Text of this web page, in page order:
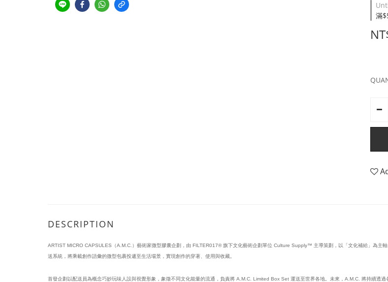
滿
DESCRIPTION
ARTIST MICRO CAPSULES（A.M.C.）藝術家微型膠囊企劃，由 FILTER017® 旗下文化藝術企劃單位 Culture Supply™ 主導策劃，以「文化補給」為主
送系統，將乘載創作語彙的微型包裹投遞至生活場景，實現創作的穿著、使用與收藏。
首發企劃以配送員為概念巧妙玩味人設與視覺形象，象徵不同文化能量的流通，負責將 A.M.C. Limited Box Set 運送至世界各地。未來，A.M.C. 將持續透過